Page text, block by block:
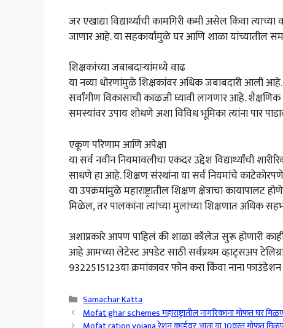
जर एखाद्या विद्यार्थ्याची कामगिरी कमी असेल किंवा
जाणार आहे. या सहकार्यामुळे घर आणि शाळा यांच्यातील
शिक्षकांच्या जबाबदाऱ्यांमध्ये वाढ
या नव्या धोरणांमुळे शिक्षकांवर अधिक जबाबदारी आली आहे.
सर्वांगीण विकासाची काळजी घ्यावी लागणार आहे.
समस्यांवर उपाय शोधणे अशा विविध भूमिका त्यांना पार
एकूण परिणाम आणि अपेक्षा
या सर्व नवीन नियमावलीचा एकंदर उद्देश विद्यार्थ्यांची
साधणे हा आहे. शिक्षण संस्थांना या सर्व नियमांचे
या उपक्रमांमुळे महाराष्ट्रातील शिक्षण क्षेत्राचा कायापालट
मिळेल, तर पालकांना त्यांच्या मुलांच्या शिक्षणात अधिक
अशाप्रकारे आपण पाहिलं की शाळा कॉलेज सुरू होणारी
आहे आमच्या लेटेस्ट अपडेट साठी सर्वप्रथम व्हाट्सअप
9322515123या क्रमांकावर फोन करा किंवा नाना
Categories
Samachar Katta
Mofat ghar schemes महाराष्ट्रातील नागरिकांना मोफत घर